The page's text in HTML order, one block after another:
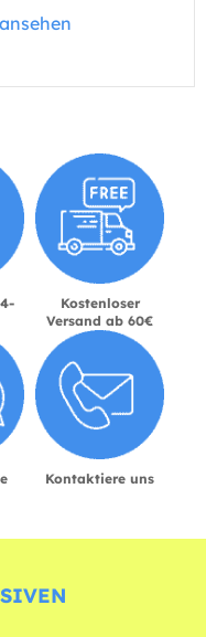
Kostenloser
Versand ab 60€
Kontaktiere uns